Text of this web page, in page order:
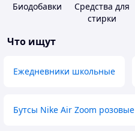
Биодобавки
Средства для
стирки
Что ищут
Ежедневники школьные
Бутсы Nike Air Zoom розовые